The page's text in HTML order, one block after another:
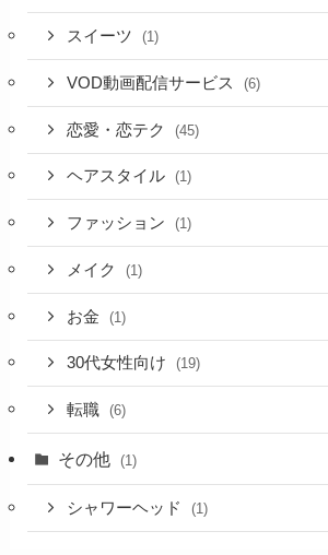
スイーツ (1)
VOD動画配信サービス (6)
恋愛・恋テク (45)
ヘアスタイル (1)
ファッション (1)
メイク (1)
お金 (1)
30代女性向け (19)
転職 (6)
その他 (1)
シャワーヘッド (1)